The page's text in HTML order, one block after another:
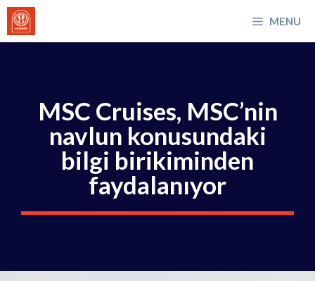
İçeriğe
atla
MENU
MSC Cruises, MSC’nin
navlun konusundaki
bilgi birikiminden
faydalanıyor